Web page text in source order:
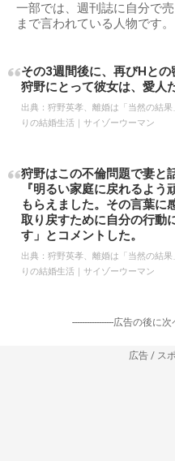
一部では、週刊誌に自分で
まで言われている人物です。
その3週間後に、再びHとの
狩野にとって彼女は、愛人
出典： 狩野英孝、離婚は「当然の結
りの結婚生活｜サイゾーウーマン
狩野はこの不倫問題で妻と
『明るい家庭に戻れるよ
もらえました。その言葉に
取り戻すために自分の行動
す」とコメントした。
出典： 狩野英孝、離婚は「当然の結
りの結婚生活｜サイゾーウーマン
-----------------広告の後に
広告 / ス